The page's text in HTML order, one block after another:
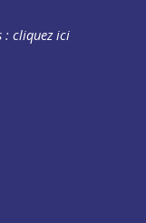
:cliquez ici